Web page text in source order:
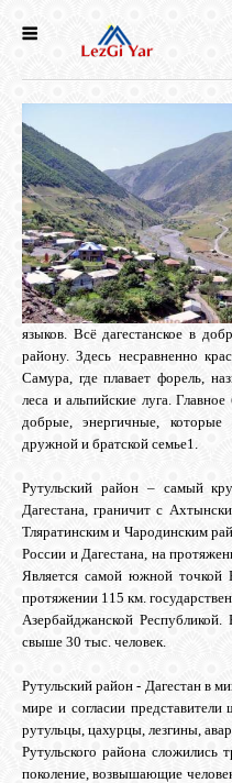
СЕЛА
ИСТОРИЯ
КУЛЬТУРА
ГОЛОС
ЛЕЗГИН
НАРОДЫ
БИБЛИОТЕКА
ФОТО
языков. Всё дагестанское в
району. Здесь несравненно
Самура, где плавает форель,
леса и альпийские луга.
добрые, энергичные,
дружной и братской семье1.
Рутульский район – самый
Дагестана, граничит с
Тляратинским и Чародинским
России и Дагестана, на
Является самой южной точкой
протяжении 115 км.
Азербайджанской
свыше 30 тыс. человек.
Рутульский район - Дагестан в
мире и согласии
рутульцы, цахурцы, лезгины,
Рутульского района сложились
поколение, возвышающие